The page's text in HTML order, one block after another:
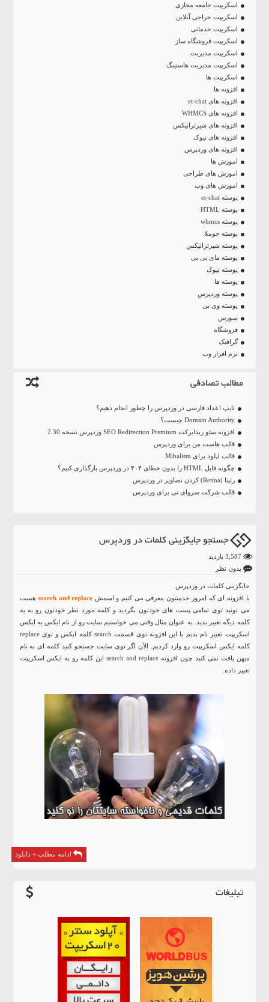
اسکریپت جامعه مجازی
اسکریپت حراجی آنلاین
اسکریپت خدماتی
اسکریپت فروشگاه ساز
اسکریپت مدیریت
اسکریپت مدیریت هاستینگ
اسکریپت ها
افزونه ها
افزونه های et-chat
افزونه های WHMCS
افزونه های شیرترانیکس
افزونه های نیوک
افزونه های وردپرس
اموزش ها
اموزش های طراحی
اموزش های وب
پوسته et-chat
پوسته HTML
پوسته whmcs
پوسته جوملا
پوسته شیرترانیکس
پوسته مای بی بی
پوسته نیوک
پوسته ها
پوسته وردپرس
پوسته وی بی
سورس
فروشگاه
گرافیک
نرم افزار وب
مطالب تصادفی
تایپ اعداد فارسی در وردپرس را چطور انجام دهیم؟
Domain Authority چیست؟
افزونه سئو ریدایرکت SEO Redirection Premium وردپرس نسخه 2.30
قالب هاست من برای وردپرس
قالب اپلود برای Mihalism
چگونه فایل HTML را بدون خطای ۴۰۴ در وردپرس بارگذاری کنیم؟
رتینا (Retina) کردن تصاویر در وردپرس
قالب شرکت سروای تی برای وردپرس
جستجو جایگزینی کلمات در وردپرس
3,587 بازدید
بدون نظر
جایگزینی کلمات در وردپرس
با افزونه ای که امروز خدمتتون معرفی می کنیم و اسمش search and replaceهست
می تونید توی تمامی پست های خودتون بگردید و کلمه مورد نظر خودتون رو به یه
کلمه دیگه تغییر بدید. به عنوان مثال وقتی می خواستیم سایت رو از نام ایکس به ایکس
اسکریپت تغییر نام بدیم با این افزونه توی قسمت search کلمه ایکس و توی replace
کلمه ایکس اسکریپت رو وارد کردیم. الآن اگر توی سایت جستجو کنید کلمه ای به نام
میهن یافت نمی کنید چون افزونه search and replace این کلمه رو به ایکس اسکریپت
تغییر داده.
ادامه مطلب + دانلود
تبلیغات